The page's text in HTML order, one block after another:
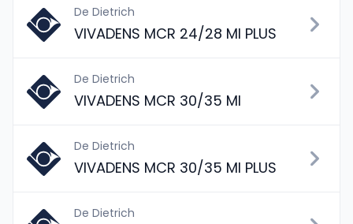
De Dietrich
VIVADENS MCR 24/28 MI PLUS
De Dietrich
VIVADENS MCR 30/35 MI
De Dietrich
VIVADENS MCR 30/35 MI PLUS
De Dietrich